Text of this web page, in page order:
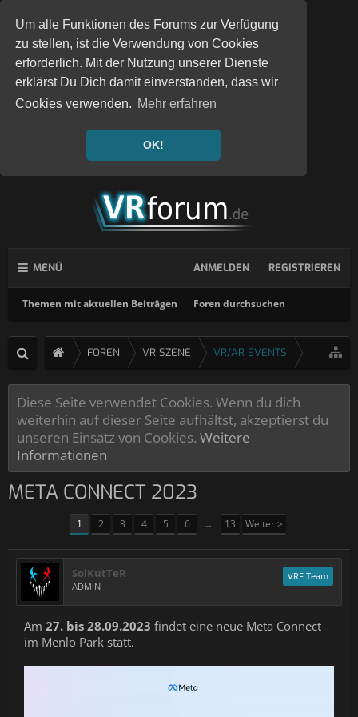
Um alle Funktionen des Forums zur Verfügung
zu stellen, ist die Verwendung von Cookies
erforderlich. Mit der Nutzung unserer Dienste
erklärst Du Dich damit einverstanden, dass wir
Cookies verwenden. Mehr erfahren
OK!
MENÜ
Themen mit aktuellen Beiträgen Foren durchsuchen
ANMELDEN REGISTRIEREN
FOREN VR SZENE VR/AR EVENTS
Diese Seite verwendet Cookies. Wenn du dich
weiterhin auf dieser Seite aufhältst, akzeptierst du
unseren Einsatz von Cookies. Weitere
Informationen
META CONNECT 2023
1 2 3 4 5 6 → 13 Weiter >
SolKutTeR
ADMIN
VRF Team
Am 27. bis 28.09.2023 findet eine neue Meta Connect
im Menlo Park statt.